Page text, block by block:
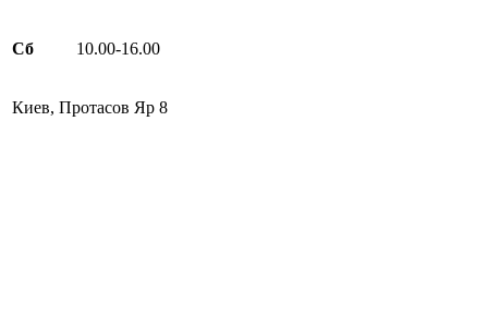
Сб 10.00-16.00
Киев, Протасов Яр 8